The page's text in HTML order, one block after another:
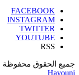
FACEBOOK
INSTAGRAM
TWITTER
YOUTUBE
RSS
جميع الحقوق محفوظة
Hayouni